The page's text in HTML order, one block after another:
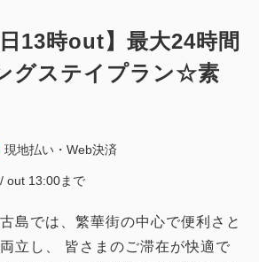
合計 14,030円
1~2名
）
13時out】最大24時間
グステイプラン☆素
現地払い・Web決済
out 13:00まで
島では、繁華街の中心で便利さと
立し、 皆さまのご滞在が快適で